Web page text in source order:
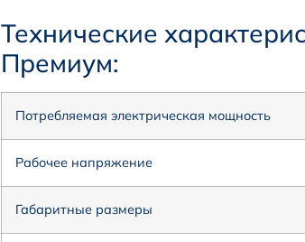
Технические
Премиум:
Потребляемая электрическая мощность
Рабочее напряжение
Габаритные размеры